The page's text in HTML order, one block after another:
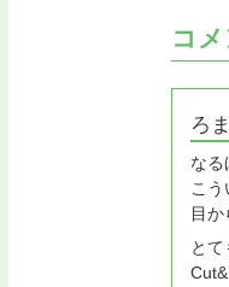
コメ
ろま
なる
こ
目か
とて